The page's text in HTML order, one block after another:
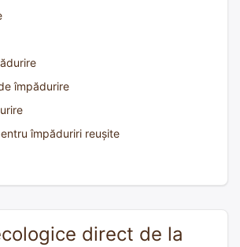
împădurire
împăduriri reușite
direct de la